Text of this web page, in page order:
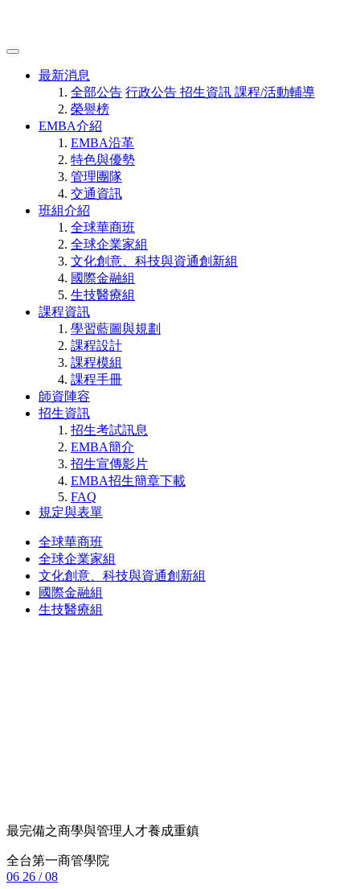
最新消息
全部公告 行政公告 招生資訊 課程/活動輔導
榮譽榜
EMBA介紹
EMBA沿革
特色與優勢
管理團隊
交通資訊
班組介紹
全球華商班
全球企業家組
文化創意、科技與資通創新組
國際金融組
生技醫療組
課程資訊
學習藍圖與規劃
課程設計
課程模組
課程手冊
師資陣容
招生資訊
招生考試訊息
EMBA簡介
招生宣傳影片
EMBA招生簡章下載
FAQ
規定與表單
全球華商班
全球企業家組
文化創意、科技與資通創新組
國際金融組
生技醫療組
最完備之商學與管理人才養成重鎮
全台第一商管學院
06 26 / 08